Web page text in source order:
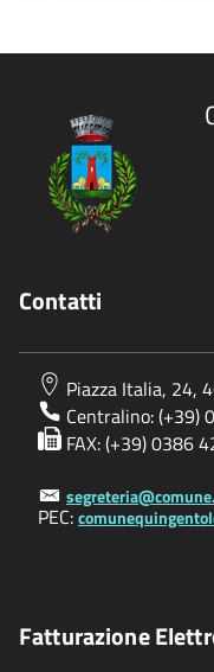
Contatti
Piazza Italia, 24,
Centralino: (+39)
FAX: (+39) 0386
PEC:
Fatturazione